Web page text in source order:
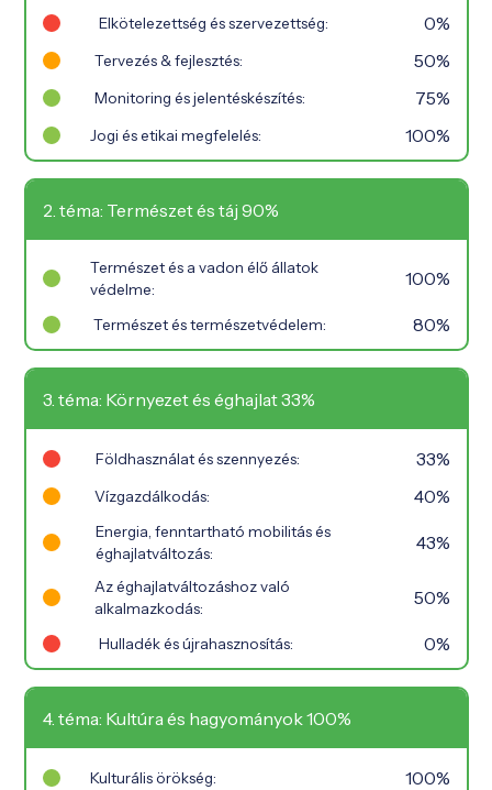
Elkötelezettség és szervezettség: 0%
Tervezés & fejlesztés: 50%
Monitoring és jelentéskészítés: 75%
Jogi és etikai megfelelés: 100%
2. téma: Természet és táj 90%
Természet és a vadon élő állatok
védelme:
100%
Természet és természetvédelem: 80%
3. téma: Környezet és éghajlat 33%
Földhasználat és szennyezés: 33%
Vízgazdálkodás: 40%
Energia, fenntartható mobilitás és
éghajlatváltozás:
43%
Az éghajlatváltozáshoz való
alkalmazkodás:
50%
Hulladék és újrahasznosítás: 0%
4. téma: Kultúra és hagyományok 100%
Kulturális örökség: 100%